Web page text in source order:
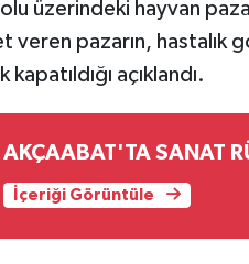
üzerindeki hayvan
veren pazarın, hastalık
açıklandı.
AKÇAABAT'TA
İçeriği Görüntüle